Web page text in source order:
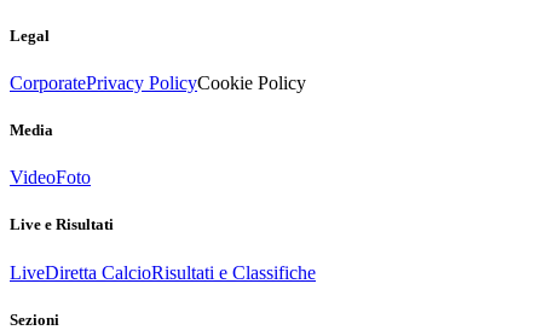
Legal
CorporatePrivacy PolicyCookie Policy
Media
VideoFoto
Live e Risultati
LiveDiretta CalcioRisultati e Classifiche
Sezioni